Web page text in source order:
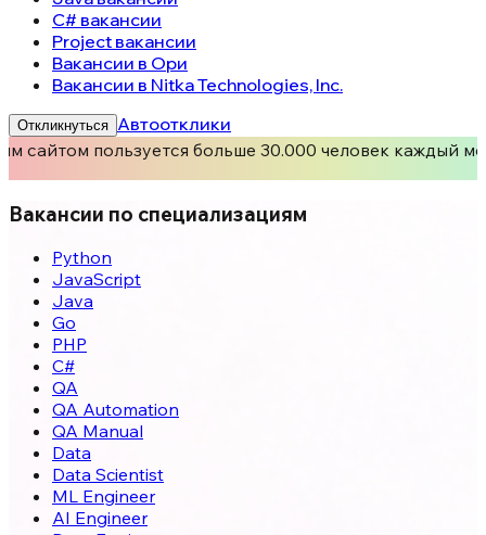
C# вакансии
Project вакансии
Вакансии в Ори
Вакансии в Nitka Technologies, Inc.
Откликнуться Автоотклики
сайтом пользуется больше 30.000 человек каждый
Вакансии по специализациям
Python
JavaScript
Java
Go
PHP
C#
QA
QA Automation
QA Manual
Data
Data Scientist
ML Engineer
AI Engineer